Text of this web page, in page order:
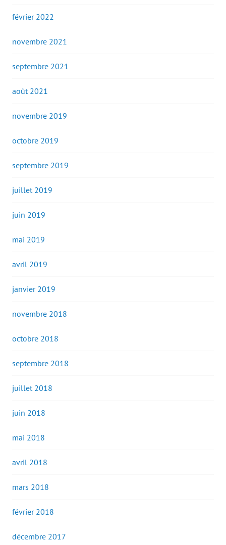
février 2022
novembre 2021
septembre 2021
août 2021
novembre 2019
octobre 2019
septembre 2019
juillet 2019
juin 2019
mai 2019
avril 2019
janvier 2019
novembre 2018
octobre 2018
septembre 2018
juillet 2018
juin 2018
mai 2018
avril 2018
mars 2018
février 2018
décembre 2017